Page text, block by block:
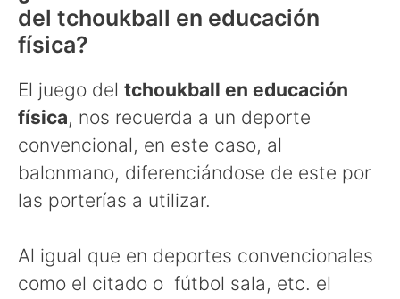
del tchoukball en educación
física?
El juego del tchoukball en educación
física, nos recuerda a un deporte
convencional, en este caso, al
balonmano, diferenciándose de este por
las porterías a utilizar.
Al igual que en deportes convencionales
como el citado o fútbol sala, etc. el